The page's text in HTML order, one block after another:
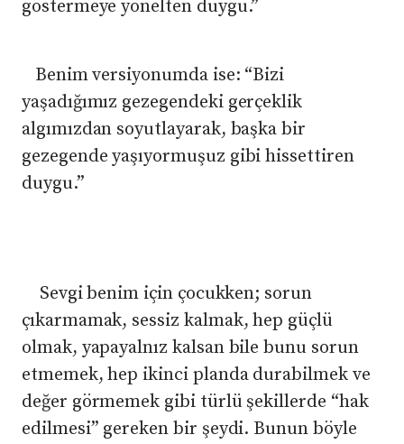
göstermeye yönelten duygu.”
​ Benim versiyonumda ise: “Bizi
yaşadığımız gezegendeki gerçeklik
algımızdan soyutlayarak, başka bir
gezegende yaşıyormuşuz gibi hissettiren
duygu.”
​ Sevgi benim için çocukken; sorun
çıkarmamak, sessiz kalmak, hep güçlü
olmak, yapayalnız kalsan bile bunu sorun
etmemek, hep ikinci planda durabilmek ve
değer görmemek gibi türlü şekillerde “hak
edilmesi” gereken bir şeydi. Bunun böyle